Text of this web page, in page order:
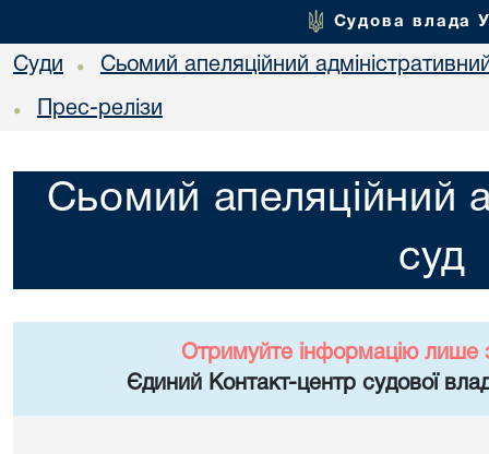
Судова влада
Суди • Сьомий апеляційний
• Прес-релізи
Сьомий апеляційний
суд
Отримуйте інформацію лише
Єдиний Контакт-центр судової